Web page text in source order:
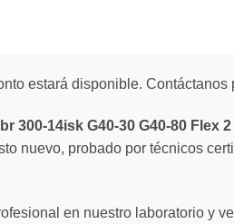
estará disponible. Contáctanos
300-14isk G40-30 G40-80 Flex 2
nuevo, probado por técnicos
en nuestro laboratorio y